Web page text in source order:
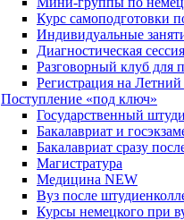
Курс самоподготовки
Индивидуальные
Диагностическая
Разговорный клуб для
Регистрация на Летний
Поступление «под ключ»
Государственный
Бакалавриат и
Бакалавриат сразу
Магистратура
Медицина NEW
Вуз после
Курсы немецкого при